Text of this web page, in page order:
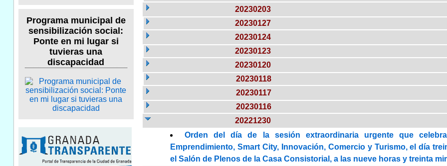
Programa municipal de
sensibilización social:
Ponte en mi lugar si
tuvieras una
discapacidad
20230203
20230127
20230124
20230123
20230120
20230118
20230117
20230116
20221230
Orden del día de la sesión extraordinaria urgente que
Emprendimiento, Smart City, Innovación, Comercio y Turismo, el día
el Salón de Plenos de la Casa Consistorial, a las nueve horas y treinta